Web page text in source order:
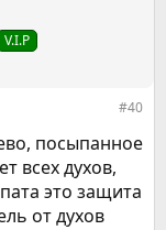
V.I.P
#40
посыпанное
всех духов,
это защита
от духов